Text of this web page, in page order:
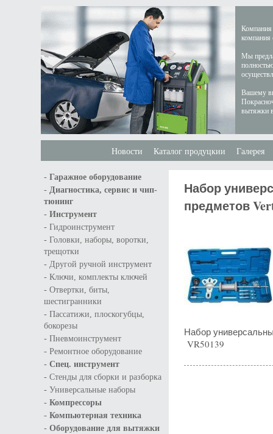
Компания
компания
Мы
Вашему
вытяжки
Новости Каталог продуцкии Галерея
- Гаражное оборудование
- Диагностика, сервис и чип-
тюнинг
- Инструмент
- Гидроинструмент
- Головки, наборы, воротки,
трещотки
- Другой ручной инструмент
- Ключи, комплекты ключей
- Отвертки, биты,
шестигранники
- Пассатижи, плоскогубцы,
бокорезы
- Пневмоинструмент
- Ремонтное оборудование
- Спец. инструмент
- Стенды для сборки и разборка
- Универсальные наборы
- Компрессоры
- Компьютерная техника
- Оборудование для вытяжки
Набор
предметов
Набор
VR50139